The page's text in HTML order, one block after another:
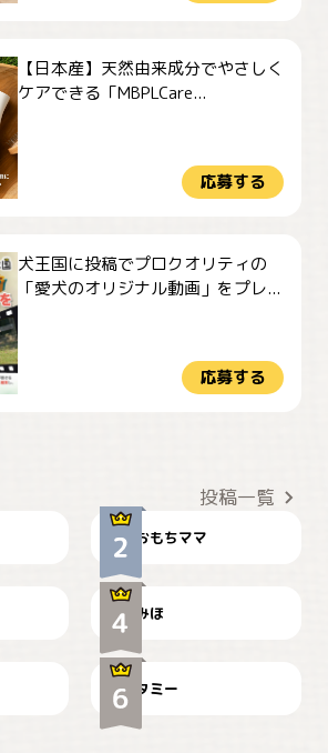
【日本産】天然由来成分でやさしく
ケアできる「MBPLCare...
応募する
犬王国に投稿でプロクオリティの
「愛犬のオリジナル動画」をプレ...
応募する
投稿一覧
おもちママ
見てるぞぉ
みほ
ドーベルマンのお友達邸に
て
タミー